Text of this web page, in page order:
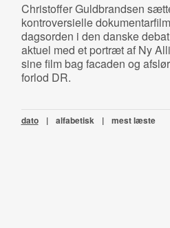
Christoffer Guldbrandsen
kontroversielle
dagsorden i den danske
aktuel med et portræt af Ny
sine film bag facaden og
forlod DR.
dato | alfabetisk | mest læste